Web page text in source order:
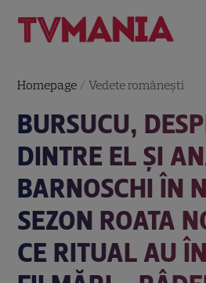
Homepage /Vedete româneşti
BURSUCU,
DINTRE EL ȘI
BARNOSCHI ÎN
SEZON ROATA
CE RITUAL AU